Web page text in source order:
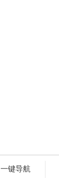
一键导航